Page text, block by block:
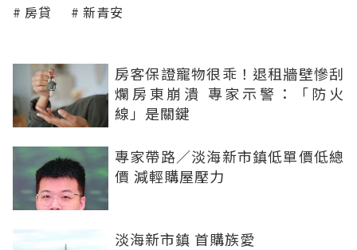
房貸 新青安
房客保證寵物很乖！退租牆壁慘刮
爛房東崩潰 專家示警：「防火
線」是關鍵
專家帶路／淡海新市鎮低單價低總
價 減輕購屋壓力
淡海新市鎮 首購族愛